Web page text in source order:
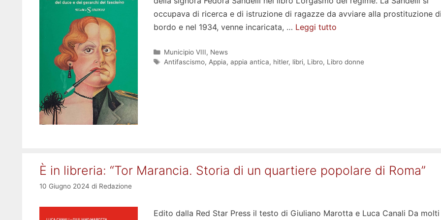
occupava di ricerca e di istruzione di ragazze da avviare alla prostituzione
bordo e nel 1934, venne incaricata, … Leggi tutto
Categorie
Municipio VIII, News
Tag
Antifascismo, Appia, appia antica, hitler, libri, Libro, Libro donne
È in libreria: “Tor Marancia. Storia di un quartiere popolare di Roma”
10 Giugno 2024 di Redazione
Edito dalla Red Star Press il testo di Giuliano Marotta e Luca Canali Da molti